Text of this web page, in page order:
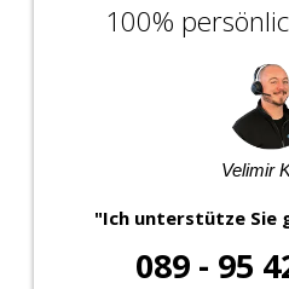
100%
Velimir
"Ich unterstütze Sie
089 - 95